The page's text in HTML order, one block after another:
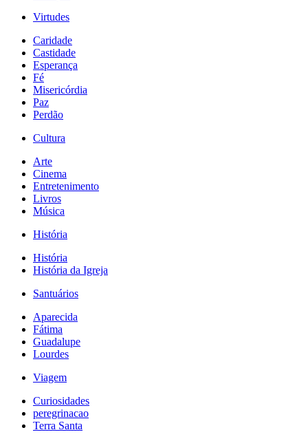
Virtudes
Caridade
Castidade
Esperança
Fé
Misericórdia
Paz
Perdão
Cultura
Arte
Cinema
Entretenimento
Livros
Música
História
História
História da Igreja
Santuários
Aparecida
Fátima
Guadalupe
Lourdes
Viagem
Curiosidades
peregrinacao
Terra Santa